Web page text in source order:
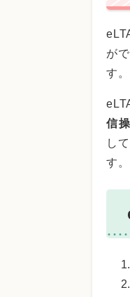
が
す。
信
し
す。